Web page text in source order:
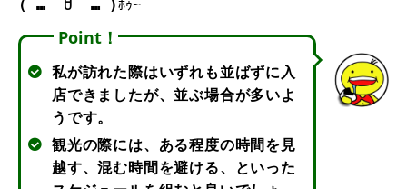
( ⑉¯ ꇴ ¯⑉ )ﾎｩ~
Point！
私が訪れた際はいずれも並ばずに入
店できましたが、並ぶ場合が多いよ
うです。
観光の際には、ある程度の時間を見
越す、混む時間を避ける、といった